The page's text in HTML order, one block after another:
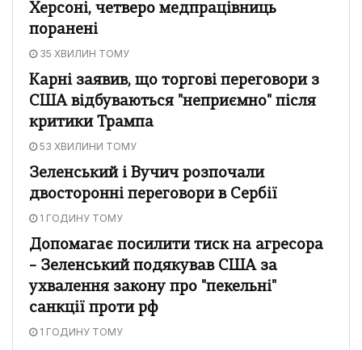
Херсоні, четверо медпрацівниць
поранені
35 ХВИЛИН ТОМУ
Карні заявив, що торгові переговори з
США відбуваються "неприємно" після
критики Трампа
53 ХВИЛИНИ ТОМУ
Зеленський і Вучич розпочали
двосторонні переговори в Сербії
1 ГОДИНУ ТОМУ
Допомагає посилити тиск на агресора
– Зеленський подякував США за
ухвалення закону про "пекельні"
санкції проти рф
1 ГОДИНУ ТОМУ